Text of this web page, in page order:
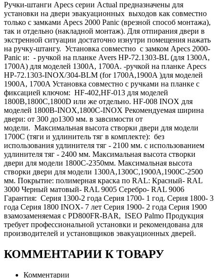
Ручки-штанги Apecs серии Actual предназначены для
установки на двери эвакуационных выходов как совместно
только с замками Apecs 2000 Panic (врезной способ монтажа),
так и отдельно (накладной монтаж). Для отпирания двери в
экстренной ситуации достаточно изнутри помещения нажать
на ручку-штангу. Установка совместно с замком Apecs 2000-
Panic и: - ручкой на планке Avers HP-72.1303-BL (для 1300A,
1700A) для моделей 1300A, 1700A. -ручкой на планке Apecs
HP-72.1303-INOX/304-BLM (for 1700A,1900A )для моделей
1900A, 1700A Установка совместно с ручками на планке с
фиксацией ключом: HF-402,HF-013 для моделей
1800В,1800С,1800D или же отдельно. HF-008 INOX для
моделей 1800В-INOX,1800С-INOX Рекомендуемая ширина
двери: от 300 до1300 мм. в завсимости от
модели. Максимальная высота створки двери для модели
1700С (тяги и удлинитель тяг в комплекте): без
использования удлинителя тяг - 2100 мм. с использованием
удлинителя тяг - 2400 мм. Максимальная высота створки
двери для модели 1800С-2350мм. Максимальная высота
створки двери для модели 1300А,1300С,1900А,1900С-2500
мм. Покрытие: полимерная краска по RAL: Красный- RAL
3000 Черный матовый- RAL 9005 Серебро- RAL 9006
Гарантия: Серия 1300-2 года Серия 1700- 1 год. Серия 1800- 3
года Серия 1800 INOX- 7 лет Серия 1900- 2 года Серия 1900
взамозаменяемая с PD800FR-BAR, ISEO Palmo Продукция
требует профессиональной установки и рекомендована для
производителей и установщиков эвакуационных дверей.
КОММЕНТАРИИ К ТОВАРУ
Комментарии